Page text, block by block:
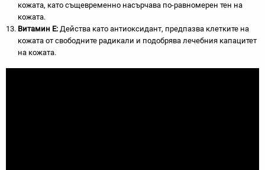
кожата, като същевременно насърчава по-равномерен тен на
кожата.
Витамин Е: Действа като антиоксидант, предпазва клетките на
кожата от свободните радикали и подобрява лечебния капацитет
на кожата.